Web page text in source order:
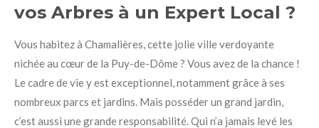
vos Arbres à un Expert Local ?
Vous habitez à Chamalières, cette jolie ville verdoyante
nichée au cœur de la Puy-de-Dôme ? Vous avez de la chance !
Le cadre de vie y est exceptionnel, notamment grâce à ses
nombreux parcs et jardins. Mais posséder un grand jardin,
c’est aussi une grande responsabilité. Qui n’a jamais levé les